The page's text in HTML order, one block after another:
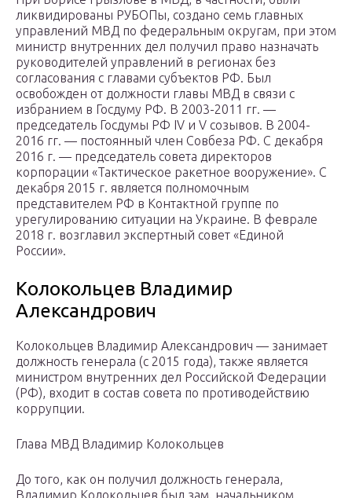
ликвидированы РУБОПы, создано семь главных
управлений МВД по федеральным округам, при этом
министр внутренних дел получил право назначать
руководителей управлений в регионах без
согласования с главами субъектов РФ. Был
освобожден от должности главы МВД в связи с
избранием в Госдуму РФ. В 2003-2011 гг. —
председатель Госдумы РФ IV и V созывов. В 2004-
2016 гг. — постоянный член Совбеза РФ. С декабря
2016 г. — председатель совета директоров
корпорации «Тактическое ракетное вооружение». С
декабря 2015 г. является полномочным
представителем РФ в Контактной группе по
урегулированию ситуации на Украине. В феврале
2018 г. возглавил экспертный совет «Единой
России».
Колокольцев Владимир
Александрович
Колокольцев Владимир Александрович — занимает
должность генерала (с 2015 года), также является
министром внутренних дел Российской Федерации
(РФ), входит в состав совета по противодействию
коррупции.
Глава МВД Владимир Колокольцев
До того, как он получил должность генерала,
Владимир Колокольцев был зам. начальником